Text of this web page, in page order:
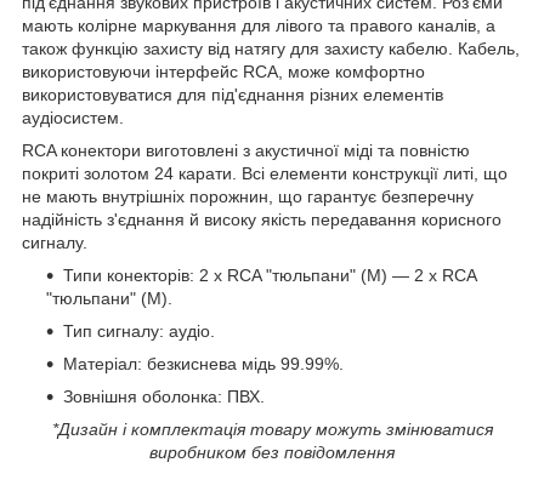
мають колірне маркування для лівого та правого каналів, а
також функцію захисту від натягу для захисту кабелю. Кабель,
використовуючи інтерфейс RCA, може комфортно
використовуватися для під'єднання різних елементів
аудіосистем
RCA конектори виготовлені з акустичної міді та повністю
покриті золотом 24 карати. Всі елементи конструкції литі, що
не мають внутрішніх порожнин, що гарантує безперечну
надійність з'єднання й високу якість передавання корисного
сигналу.
Типи конекторів: 2 х RCA "тюльпани" (М) — 2 х RCA
"тюльпани" (M).
Тип сигналу: аудіо.
Матеріал: безкиснева мідь 99.99%.
Зовнішня оболонка: ПВХ.
*Дизайн і комплектація товару можуть змінюватися
виробником без повідомлення